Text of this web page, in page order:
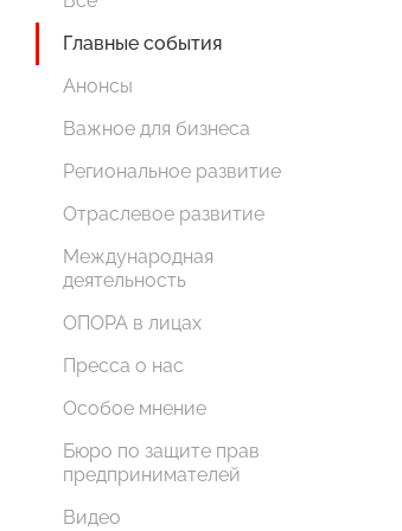
Главные события
Анонсы
Важное для бизнеса
Региональное развитие
Отраслевое развитие
Международная
деятельность
ОПОРА в лицах
Пресса о нас
Особое мнение
Бюро по защите прав
предпринимателей
Видео